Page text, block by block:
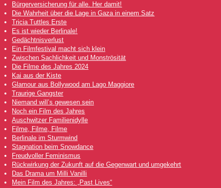
Bürgerversicherung für alle. Her damit!
Die Wahrheit über die Lage in Gaza in einem Satz
Tricia Tuttles Erste
Es ist wieder Berlinale!
Gedächtnisverlust
Ein Filmfestival macht sich klein
Zwischen Sachlichkeit und Monströsität
Die Filme des Jahres 2024
Kai aus der Kiste
Glamour aus Bollywood am Lago Maggiore
Traurige Gangster
Niemand will’s gewesen sein
Noch ein Film des Jahres
Auschwitzer Familienidylle
Filme, Filme, Filme
Berlinale im Sturmwind
Stagnation beim Snowdance
Freudvoller Feminismus
Rückwirkung der Zukunft auf die Gegenwart und umgekehrt
Das Drama um Milli Vanilli
Mein Film des Jahres: „Past Lives“